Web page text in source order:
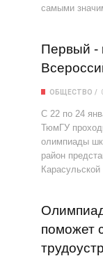
самыми
Первый -
ОБЩЕСТВО
С 22 по 24
ТюмГУ
олимпиады
район
поможет